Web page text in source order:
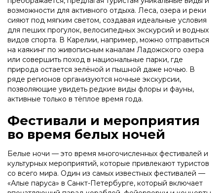
возможности для активного отдыха. Леса, озера и реки
сияют под мягким светом, создавая идеальные условия
для пеших прогулок, велосипедных экскурсий и водных
видов спорта. В Карелии, например, можно отправиться
на каякинг по живописным каналам Ладожского озера
или совершить поход в национальные парки, где
природа остается зелёной и пышной даже ночью. В
ряде регионов организуются ночные экскурсии,
позволяющие увидеть редкие виды флоры и фауны,
активные только в тёплое время года.
Фестивали и мероприятия
во время белых ночей
Белые ночи — это время многочисленных фестивалей и
культурных мероприятий, которые привлекают туристов
со всего мира. Один из самых известных фестивалей —
«Алые паруса» в Санкт-Петербурге, который включает